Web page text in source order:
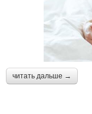
читать дальше →